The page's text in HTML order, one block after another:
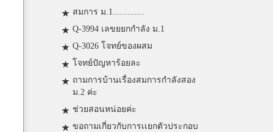
สมการ ม.1.............
Q-3994 เลขยยกกำลัง ม.1
Q-3026 โจทย์ของผสม
โจทย์ปัญหาร้อยละ
ถามการบ้านเรื่องสมการกำลังสอง
ม.2 ค่ะ
ช่วยสอนหน่อยค่ะ
ขอถามเกี่ยวกับการเเยกตัวประกอบ